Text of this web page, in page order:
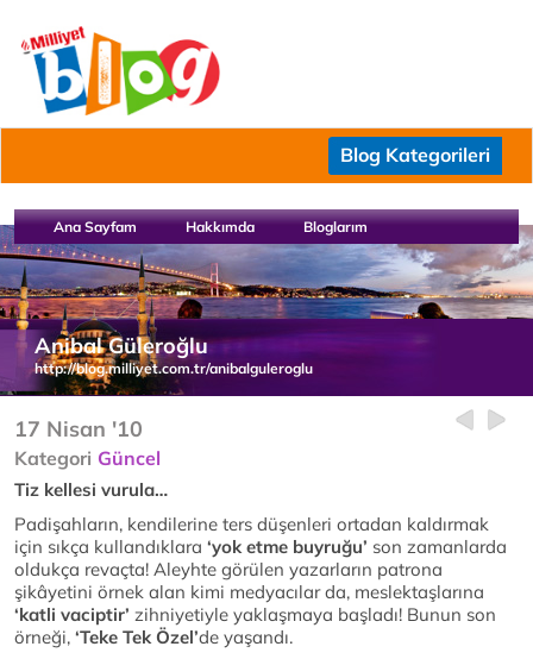
Blog Kategorileri
Ana Sayfam Hakkımda Bloglarım
Anibal Güleroğlu
http://blog.milliyet.com.tr/anibalguleroglu
17 Nisan '10
Kategori Güncel
Tiz kellesi vurula…
Padişahların, kendilerine ters düşenleri ortadan kaldırmak
için sıkça kullandıklara ‘yok etme buyruğu’ son zamanlarda
oldukça revaçta! Aleyhte görülen yazarların patrona
şikâyetini örnek alan kimi medyacılar da, meslektaşlarına
‘katli vaciptir’ zihniyetiyle yaklaşmaya başladı! Bunun son
örneği, ‘Teke Tek Özel’de yaşandı.